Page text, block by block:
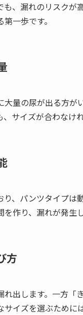
、漏れのリスクが
一歩です。
量の尿が出る方
サイズが合わなけ
、パンツタイプ
作り、漏れが発生
方
出します。一方
イズを選ぶため